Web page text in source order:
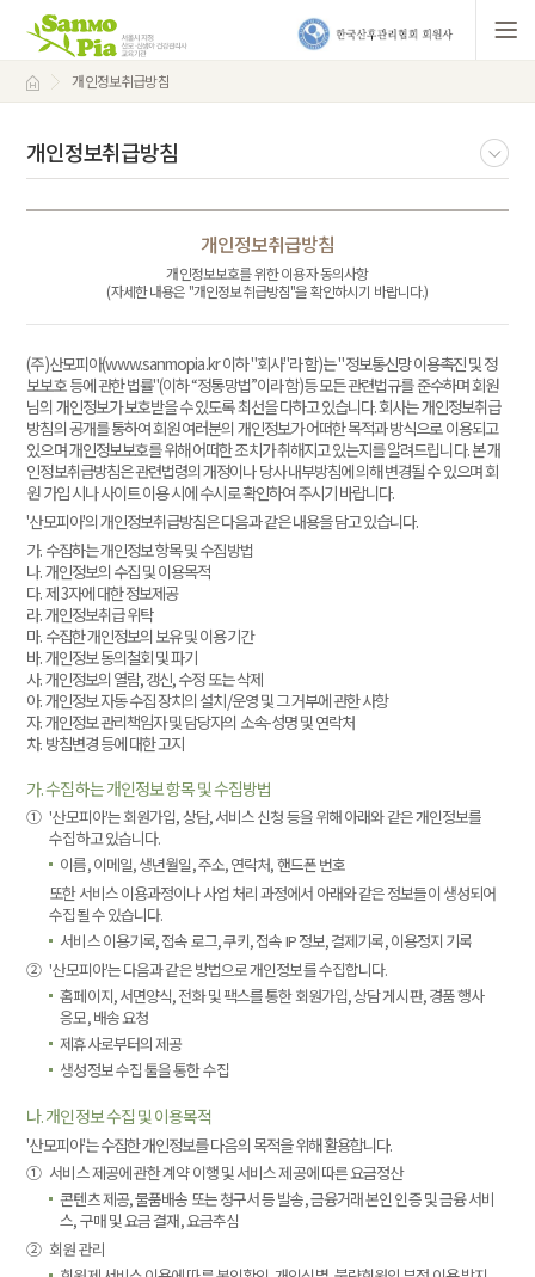
개인정보취급방침
개인정보취급방침
개인정보취급방침
개인정보보호를 위한 이용자 동의사항
(자세한 내용은 "개인정보취급방침"을 확인하시기 바랍니다.)
(주)산모피아(www.sanmopia.kr 이하 "회사"라 함)는 "정보통신망 이용촉진 및 정
보보호 등에 관한 법률"(이하 “정통망법”이라 함)등 모든 관련법규를 준수하며 회원
님의 개인정보가 보호받을 수 있도록 최선을 다하고 있습니다. 회사는 개인정보취급
방침의 공개를 통하여 회원 여러분의 개인정보가 어떠한 목적과 방식으로 이용되고
있으며 개인정보보호를 위해 어떠한 조치가 취해지고 있는지를 알려드립니다. 본 개
인정보취급방침은 관련법령의 개정이나 당사 내부방침에 의해 변경될 수 있으며 회
원 가입 시나 사이트 이용 시에 수시로 확인하여 주시기 바랍니다.
'산모피아'의 개인정보취급방침은 다음과 같은 내용을 담고 있습니다.
가. 수집하는 개인정보 항목 및 수집방법
나. 개인정보의 수집 및 이용목적
다. 제 3자에 대한 정보제공
라. 개인정보취급 위탁
마. 수집한 개인정보의 보유 및 이용기간
바. 개인정보 동의철회 및 파기
사. 개인정보의 열람, 갱신, 수정 또는 삭제
아. 개인정보 자동 수집 장치의 설치/운영 및 그 거부에 관한 사항
자. 개인정보 관리책임자 및 담당자의 소속-성명 및 연락처
차. 방침변경 등에 대한 고지
가. 수집하는 개인정보 항목 및 수집방법
① '산모피아'는 회원가입, 상담, 서비스 신청 등을 위해 아래와 같은 개인정보를
수집하고 있습니다.
이름, 이메일, 생년월일, 주소, 연락처, 핸드폰 번호
또한 서비스 이용과정이나 사업 처리 과정에서 아래와 같은 정보들이 생성되어
수집될 수 있습니다.
서비스 이용기록, 접속 로그, 쿠키, 접속 IP 정보, 결제기록, 이용정지 기록
② '산모피아'는 다음과 같은 방법으로 개인정보를 수집합니다.
홈페이지, 서면양식, 전화 및 팩스를 통한 회원가입, 상담 게시판, 경품 행사
응모, 배송 요청
제휴사로부터의 제공
생성정보 수집 툴을 통한 수집
나. 개인정보 수집 및 이용목적
'산모피아'는 수집한 개인정보를 다음의 목적을 위해 활용합니다.
① 서비스 제공에 관한 계약 이행 및 서비스 제공에 따른 요금정산
콘텐츠 제공, 물품배송 또는 청구서 등 발송, 금융거래 본인 인증 및 금융 서비
스, 구매 및 요금 결재, 요금추심
② 회원 관리